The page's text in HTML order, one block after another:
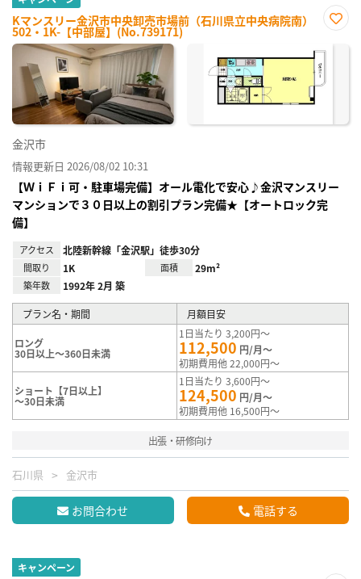
Kマンスリー金沢市中央卸売市場前（石川県立中央病院南）
502・1K-【中部屋】(No.739171)
に入
金沢市
情報更新日 2026/08/02 10:31
【ＷｉＦｉ可・駐車場完備】オール電化で安心♪金沢マンスリー
マンションで３０日以上の割引プラン完備★【オートロック完
備】
アクセス 北陸新幹線「金沢駅」徒歩30分
間取り 1K 面積 29m²
築年数 1992年 2月 築
プラン名・期間 月額目安
ロング
30日以上～360日未満
1日当たり 3,200円～
112,500 円/月～
初期費用他 22,000円～
ショート【7日以上】
～30日未満
1日当たり 3,600円～
124,500 円/月～
初期費用他 16,500円～
出張・研修向け
石川県 金沢市
お問合わせ 電話する
キャンペーン